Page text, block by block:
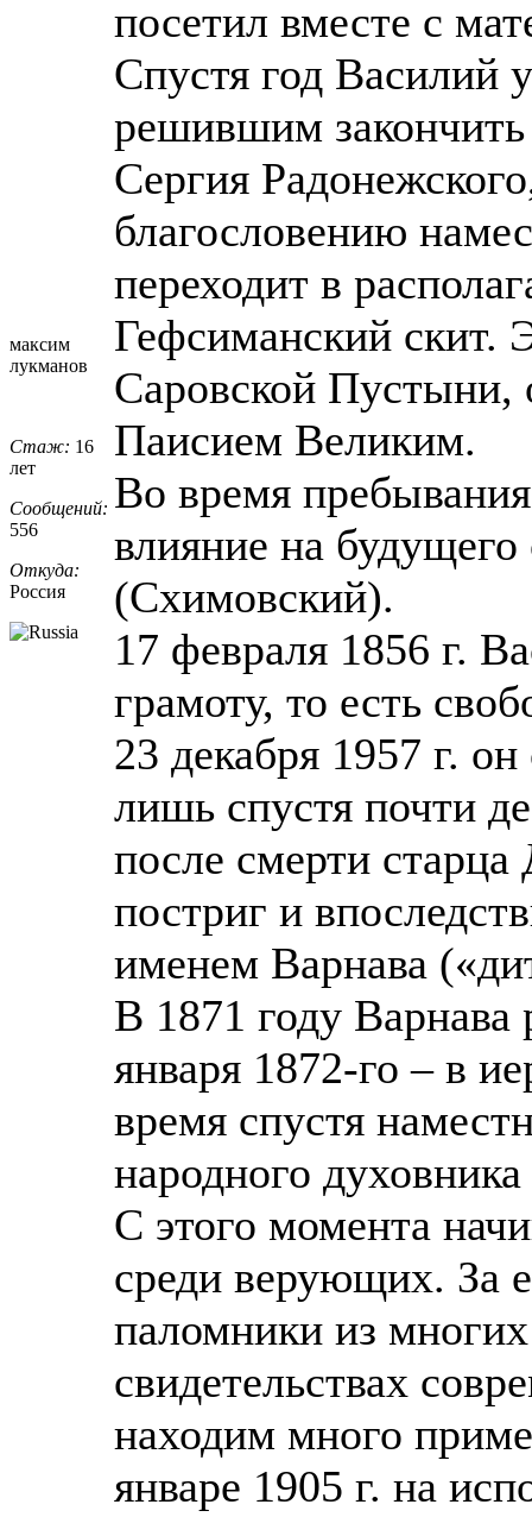
максим
лукманов
Стаж: 16
лет
Сообщений:
556
Откуда:
Россия
посетил вместе с
Спустя год Василий
решившим
Сергия
благословению
переходит в
Гефсиманский скит.
Саровской Пустыни,
Паисием Великим.
Во время
влияние на
(Схимовский).
17 февраля 1856 г.
грамоту, то есть
23 декабря 1957 г.
лишь спустя почти
после смерти
постриг и
именем Варнава
В 1871 году Варнава
января 1872-го – в
время спустя
народного
С этого момента
среди верующих. За
паломники из
свидетельствах
находим много
январе 1905 г. на